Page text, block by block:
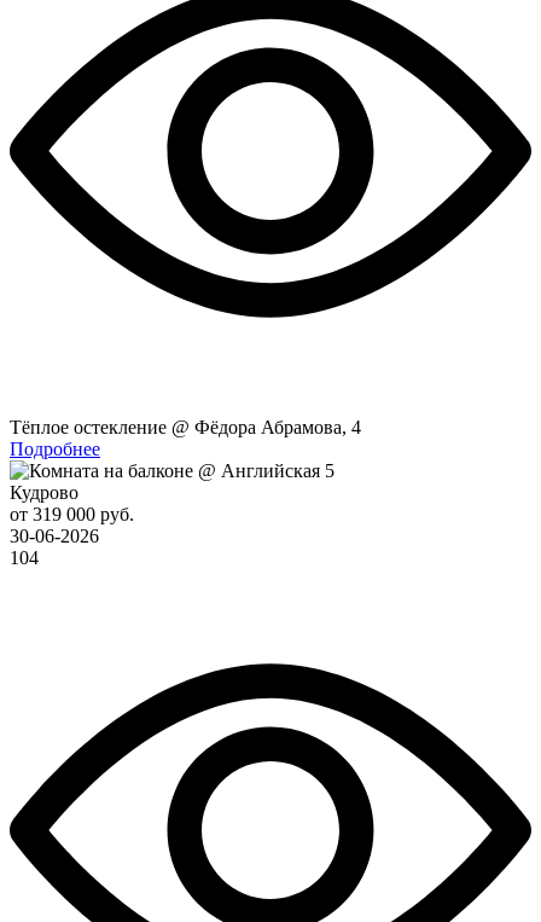
Тёплое остекление @ Фёдора Абрамова, 4
Подробнее
Кудрово
от 319 000 руб.
30-06-2026
104